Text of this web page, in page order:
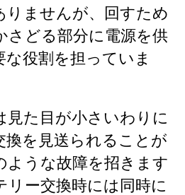
ませんが、 回すため
さどる部分に電源を供
役割を担っていま
見た目が小さいわりに
換を見送られることが
ような故障を招きます
ー交換時には同時に